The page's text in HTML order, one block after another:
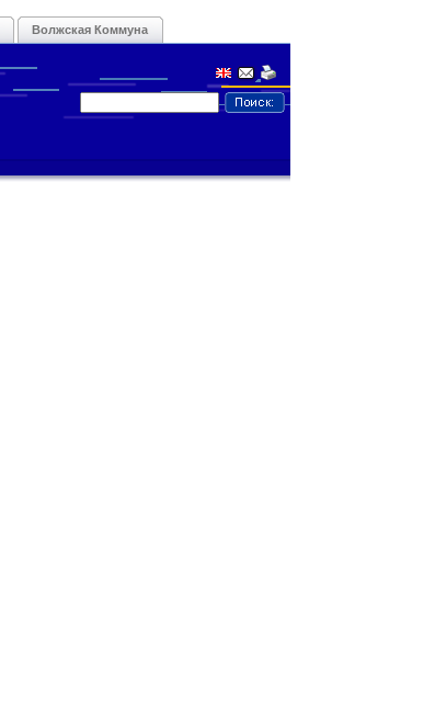
Волжская Коммуна